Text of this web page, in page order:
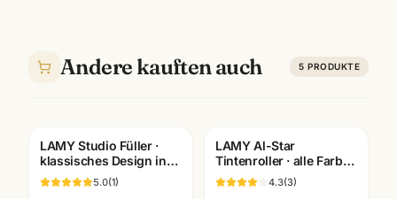
Andere kauften auch 5 PRODUKTE
Gratis Gravur
LAMY Studio Füller ·
klassisches Design in
10 Farben · mit
Lasergravur
5.0(1)
Gratis Gravur
LAMY Al-Star
Tintenroller · alle Farben
· weiches Schreibgefühl
· Mannheim
4.3(3)